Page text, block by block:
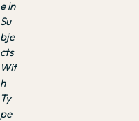
e in
Su
bje
cts
Wit
h
Ty
pe